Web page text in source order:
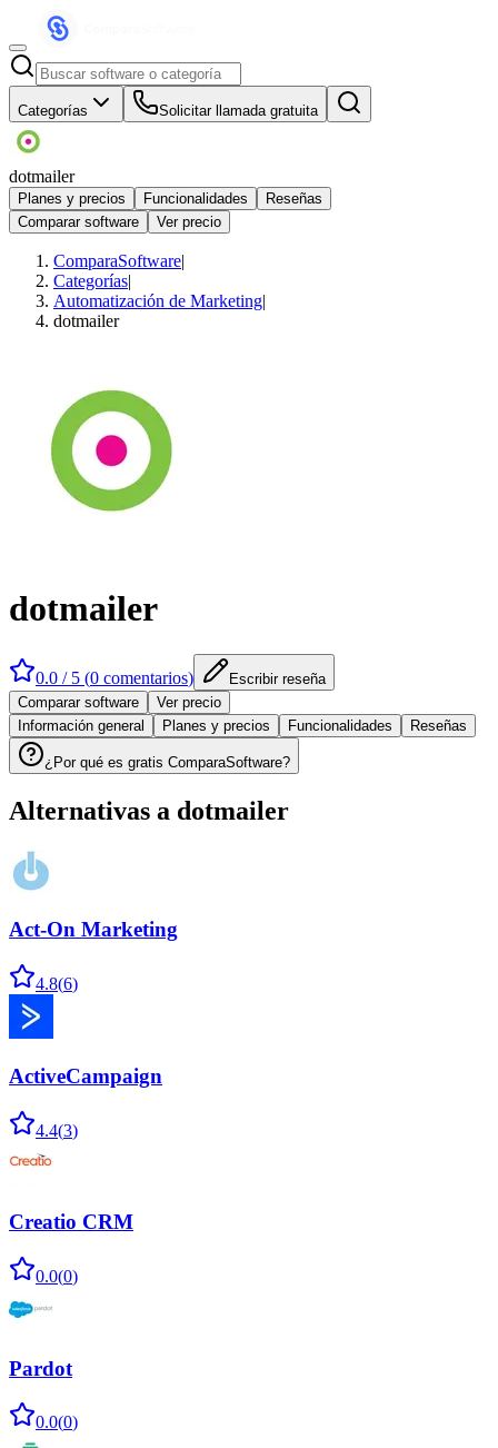
Categorías Solicitar llamada gratuita
dotmailer
Planes y precios Funcionalidades
Reseñas
Comparar software
Ver precio
ComparaSoftware|
Categorías|
Automatización de Marketing|
dotmailer
dotmailer
0.0 / 5 (0 comentarios)
Escribir reseña
Comparar software
Ver precio
Información general
Planes y precios Funcionalidades Reseñas
¿Por qué es gratis ComparaSoftware?
Alternativas a dotmailer
Act-On Marketing
4.8(6)
ActiveCampaign
4.4(3)
Creatio CRM
0.0(0)
Pardot
0.0(0)